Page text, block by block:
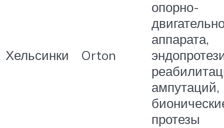
Хельсинки Orton
опорно-
аппарата,
ампутаций,
протезы